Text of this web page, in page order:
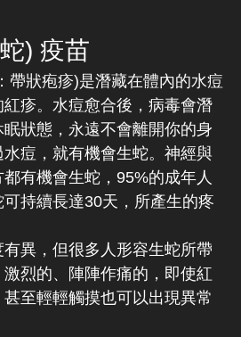
) 疫苗
帶狀疱疹)是潛藏在體內的水痘
疹。水痘愈合後，病毒會潛
狀態，永遠不會離開你的身
痘，就有機會生蛇。神經與
有機會生蛇，95%的成年人
持續長達30天，所產生的疼
異，但很多人形容生蛇所帶
烈的、陣陣作痛的，即使紅
至輕輕觸摸也可以出現異常